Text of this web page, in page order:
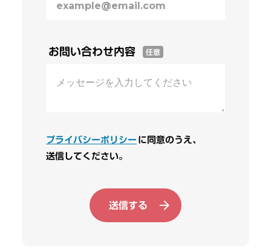
お問い合わせ内容 任意
プライバシーポリシーに同意のうえ、
送信してください。
送信する arrow_forward